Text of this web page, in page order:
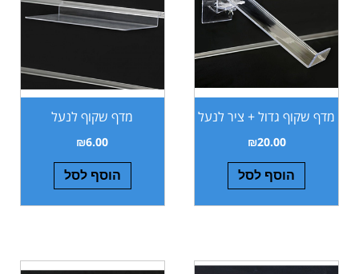
מדף שקוף גדול + ציר לנעל
₪20.00
הוסף לסל
מדף שקוף לנעל
₪6.00
הוסף לסל